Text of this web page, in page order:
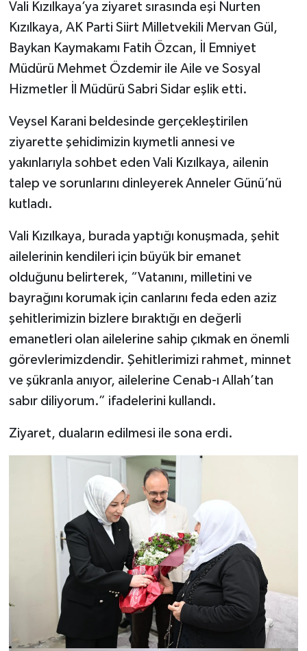
Vali Kızılkaya’ya ziyaret sırasında eşi Nurten
Kızılkaya, AK Parti Siirt Milletvekili Mervan Gül,
Baykan Kaymakamı Fatih Özcan, İl Emniyet
Müdürü Mehmet Özdemir ile Aile ve Sosyal
Hizmetler İl Müdürü Sabri Sidar eşlik etti.
Veysel Karani beldesinde gerçekleştirilen
ziyarette şehidimizin kıymetli annesi ve
yakınlarıyla sohbet eden Vali Kızılkaya, ailenin
talep ve sorunlarını dinleyerek Anneler Günü’nü
kutladı.
Vali Kızılkaya, burada yaptığı konuşmada, şehit
ailelerinin kendileri için büyük bir emanet
olduğunu belirterek, “Vatanını, milletini ve
bayrağını korumak için canlarını feda eden aziz
şehitlerimizin bizlere bıraktığı en değerli
emanetleri olan ailelerine sahip çıkmak en önemli
görevlerimizdendir. Şehitlerimizi rahmet, minnet
ve şükranla anıyor, ailelerine Cenab-ı Allah’tan
sabır diliyorum.” ifadelerini kullandı.
Ziyaret, duaların edilmesi ile sona erdi.